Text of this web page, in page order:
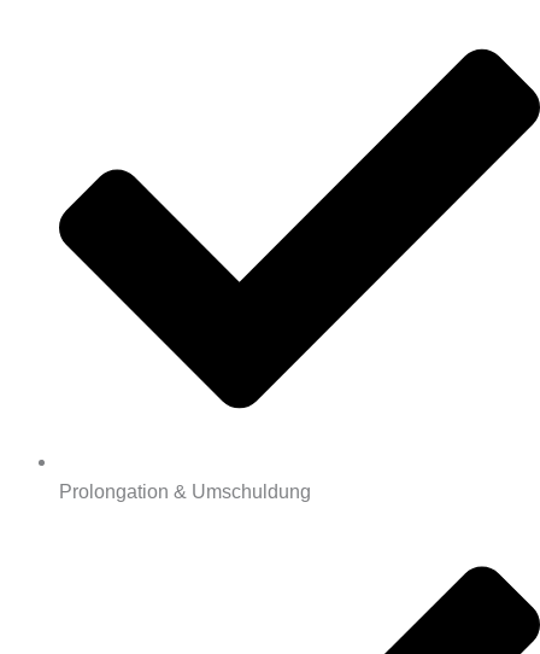
Prolongation & Umschuldung